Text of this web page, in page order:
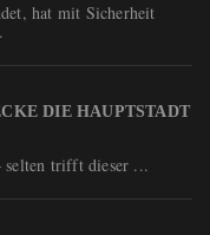
hat mit Sicherheit
DIE HAUPTSTADT
selten trifft dieser ...